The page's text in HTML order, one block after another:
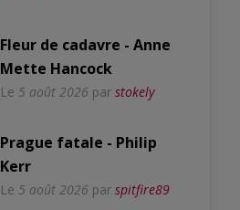
Fleur de cadavre - Anne
Mette Hancock
Le 5 août 2026 par stokely
Prague fatale - Philip
Kerr
Le 5 août 2026 par spitfire89